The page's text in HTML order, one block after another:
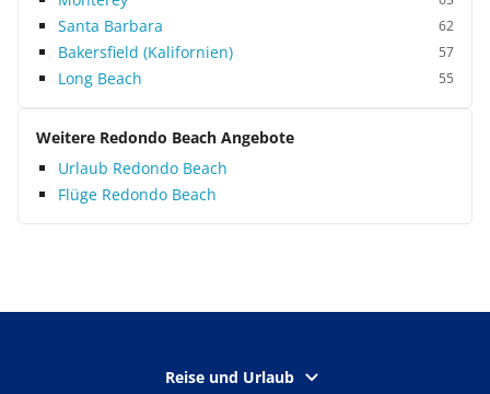
Santa Barbara 62
Bakersfield (Kalifornien) 57
Long Beach 55
Weitere Redondo Beach Angebote
Urlaub Redondo Beach
Flüge Redondo Beach
Reise und Urlaub